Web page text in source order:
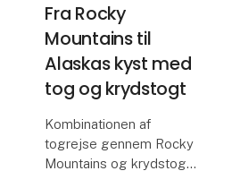
Fra Rocky
Mountains til
Alaskas kyst med
tog og krydstogt
Kombinationen af
togrejse gennem Rocky
Mountains og krydstogt